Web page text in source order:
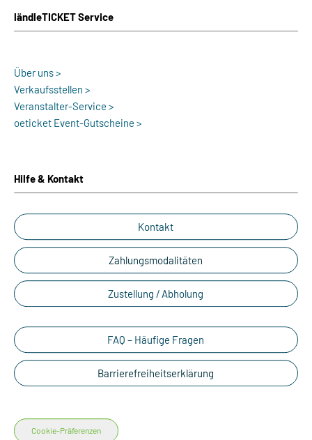
ländleTICKET Service
Über uns >
Verkaufsstellen >
Veranstalter-Service >
oeticket Event-Gutscheine >
Hilfe & Kontakt
Kontakt
Zahlungsmodalitäten
Zustellung / Abholung
FAQ – Häufige Fragen
Barrierefreiheitserklärung
Cookie-Präferenzen